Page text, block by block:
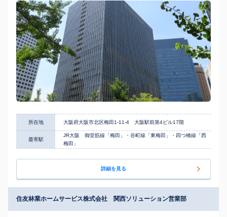
所在地 大阪府大阪市北区梅田1-11-4 大阪駅前第4ビル17階
最寄駅
JR大阪 御堂筋線「梅田」・谷町線「東梅田」・四つ橋線「西
梅田」
詳細を見る
住友林業ホームサービス株式会社 関西ソリューション営業部